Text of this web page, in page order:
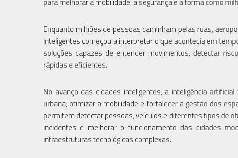
Enquanto milhões de pessoas caminham pelas ruas,
inteligentes começou a interpretar o que acontecia em
soluções capazes de entender movimentos, detectar
rápidas e eficientes.
No avanço das cidades inteligentes, a inteligência
urbana, otimizar a mobilidade e fortalecer a gestão dos
permitem detectar pessoas, veículos e diferentes tipos de
incidentes e melhorar o funcionamento das cidades
infraestruturas tecnológicas complexas.